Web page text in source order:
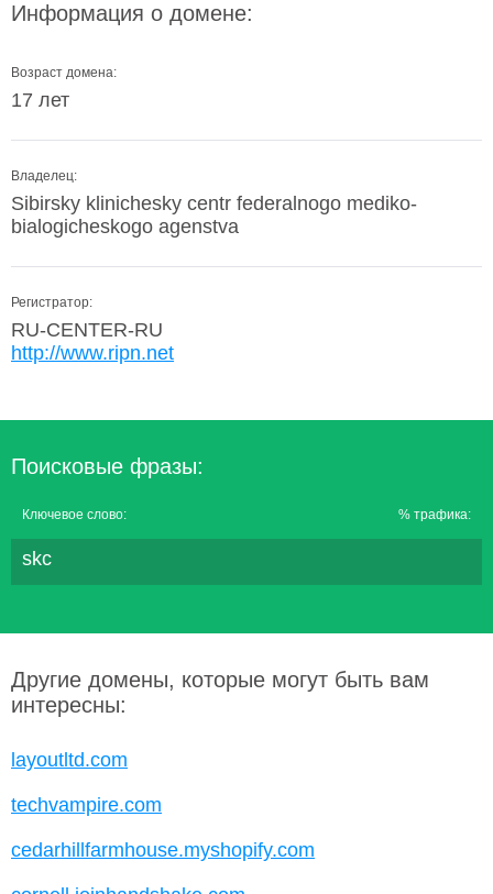
Информация о домене:
Возраст домена:
17 лет
Владелец:
Sibirsky klinichesky centr federalnogo mediko-
bialogicheskogo agenstva
Регистратор:
RU-CENTER-RU
http://www.ripn.net
Поисковые фразы:
Ключевое слово: % трафика:
skc
Другие домены, которые могут быть вам
интересны:
layoutltd.com
techvampire.com
cedarhillfarmhouse.myshopify.com